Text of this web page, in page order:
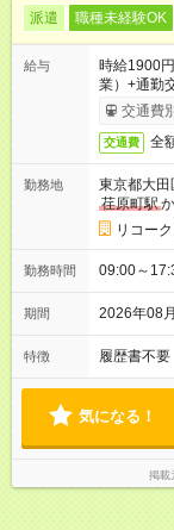
派遣 職種未経験OK
給与
時給1900
業）+通勤
交通費
交通費 全
勤務地
東京都大田
荏原町駅
リコー
勤務時間 09:00～
期間 2026年08
特徴 履歴書不要
気になる！
掲載